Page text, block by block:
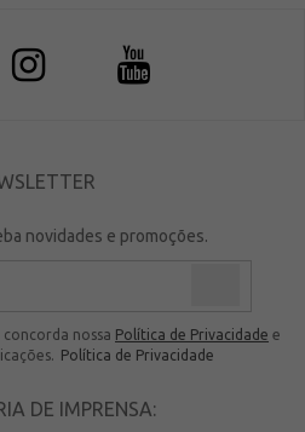
novidades e promoções.
nossa Política de Privacidade e
Política de Privacidade
DE IMPRENSA: